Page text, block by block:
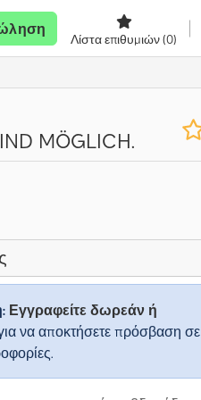
Λίστα επιθυμιών(0)
MÖGLICH.
Εγγραφείτε δωρεάν ή
να αποκτήσετε πρόσβαση σε